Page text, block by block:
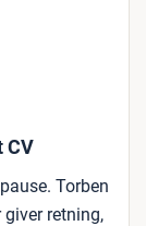
CV
Torben
giver retning,